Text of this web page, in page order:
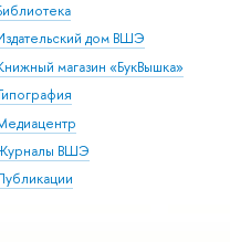
дом ВШЭ
магазин «БукВышка»
ВШЭ